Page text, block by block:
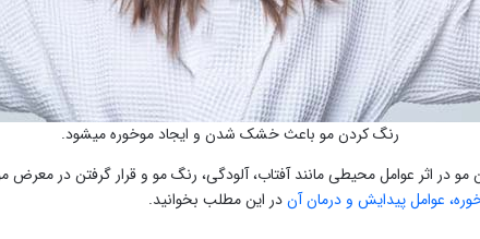
رنگ کردن مو باعث خشک شدن و ایجاد موخوره میشود.
اثر عوامل محیطی مانند آفتاب، آلودگی، رنگ مو و قرار گرفتن در معرض
عوامل پیدایش و درمان آندر این مطلب بخوانید.